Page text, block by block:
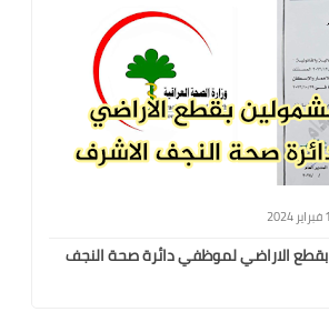
الاراضي لموظفي دائرة صحة النجف